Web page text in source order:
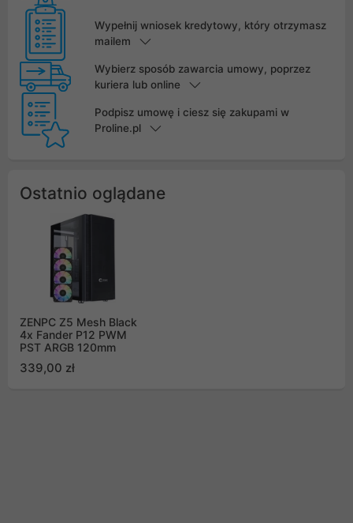
Wypełnij wniosek kredytowy, który otrzymasz
mailem
Wybierz sposób zawarcia umowy, poprzez
kuriera lub online
Podpisz umowę i ciesz się zakupami w
Proline.pl
Ostatnio oglądane
ZENPC Z5 Mesh Black
4x Fander P12 PWM
PST ARGB 120mm
339,00 zł